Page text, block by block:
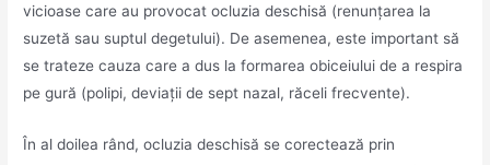
vicioase care au provocat ocluzia deschisă (renunțarea la
suzetă sau suptul degetului). De asemenea, este important să
se trateze cauza care a dus la formarea obiceiului de a respira
pe gură (polipi, deviații de sept nazal, răceli frecvente).
În al doilea rând, ocluzia deschisă se corectează prin